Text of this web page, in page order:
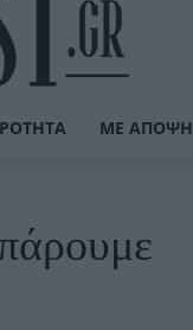
ΜΕ ΆΠΟΨΗ